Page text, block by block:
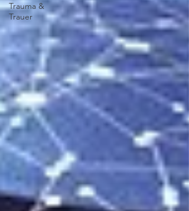
Trauma &
Trauer